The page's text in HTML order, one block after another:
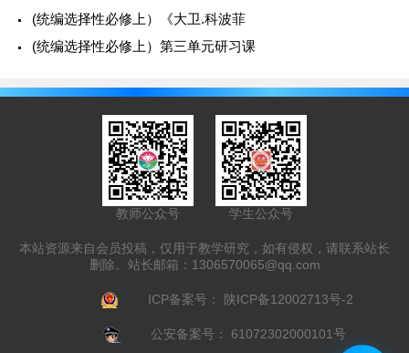
(统编选择性必修上）《大卫.科波菲
(统编选择性必修上）第三单元研习课
教师公众号 学生公众号
本站资源来自会员投稿，仅用于教学研究，如有侵权，请联系站长
删除。站长邮箱： 1306570065@qq.com
ICP备案号： 陕ICP备12002713号-2
公安备案号： 61072302000101号